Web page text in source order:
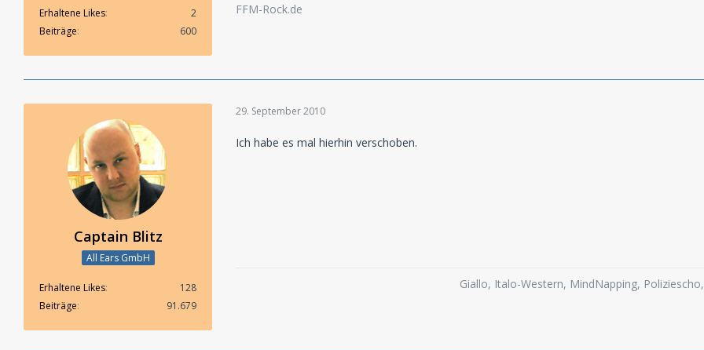
Erhaltene Likes
2
Beiträge
600
FFM-Rock.de
Captain Blitz
All Ears GmbH
Erhaltene Likes
128
Beiträge
91.679
29. September 2010
Ich habe es mal hierhin verschoben.
Giallo, Italo-Western, MindNapping,